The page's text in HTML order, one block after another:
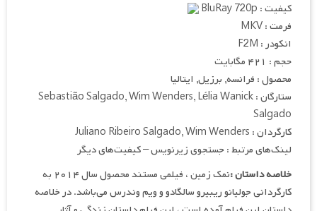
کیفیت : BluRay 720p
فرمت : MKV
انکودر : F2M
حجم : ۴۲۱ مگابایت
محصول : فرانسه, برزیل, ایتالیا
ستارگان : Sebastião Salgado, Wim Wenders, Lélia Wanick
Salgado
کارگردان : Juliano Ribeiro Salgado, Wim Wenders
لینک‌های مرتبط : جستجوی زیرنویس – کیفیت‌های دیگر
خلاصه داستان :
نمک زمین ، فیلمی مستند محصول سال ۲۰۱۴ به
کارگردانی جولیانو ریبیرو سالگادو و ویم وندرس می‌باشد. در خلاصه